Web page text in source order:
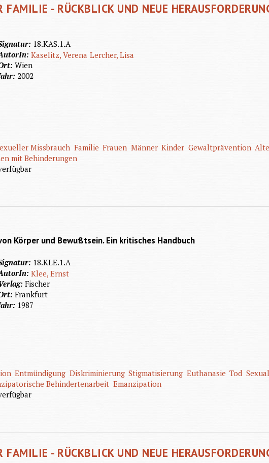
FAMILIE - RÜCKBLICK UND NEUE
18.KAS.1.A
Kaselitz, Verena Lercher, Lisa
Wien
2002
Missbrauch Familie Frauen Männer Kinder Gewaltprävention
mit Behinderungen
Körper und Bewußtsein. Ein kritisches Handbuch
18.KLE.1.A
Klee, Ernst
Fischer
Frankfurt
1987
Entmündigung Diskriminierung Stigmatisierung Euthanasie Tod
Behindertenarbeit Emanzipation
FAMILIE - RÜCKBLICK UND NEUE